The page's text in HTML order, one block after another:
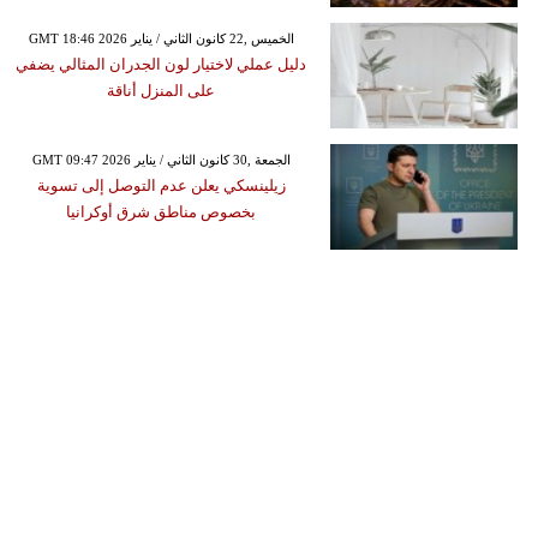
GMT 18:46 2026 الخميس ,22 كانون الثاني / يناير
دليل عملي لاختيار لون الجدران المثالي يضفي
على المنزل أناقة
GMT 09:47 2026 الجمعة ,30 كانون الثاني / يناير
زيلينسكي يعلن عدم التوصل إلى تسوية
بخصوص مناطق شرق أوكرانيا